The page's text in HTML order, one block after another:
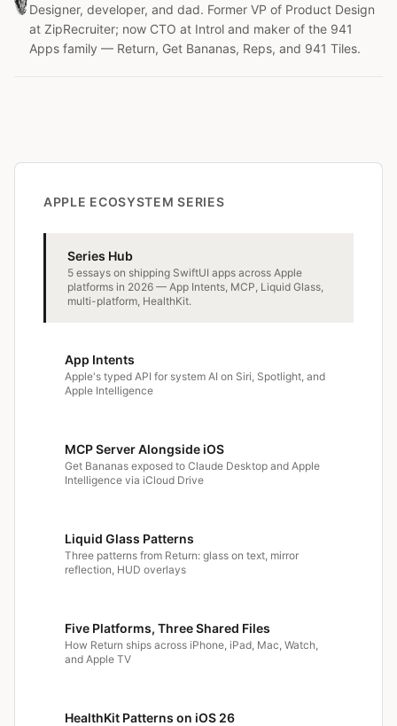
Designer, developer, and dad. Former VP of Product Design
at ZipRecruiter; now CTO at Introl and maker of the 941
Apps family — Return, Get Bananas, Reps, and 941 Tiles.
APPLE ECOSYSTEM SERIES
Series Hub
5 essays on shipping SwiftUI apps across Apple
platforms in 2026 — App Intents, MCP, Liquid Glass,
multi-platform, HealthKit.
App Intents
Apple's typed API for system AI on Siri, Spotlight, and
Apple Intelligence
MCP Server Alongside iOS
Get Bananas exposed to Claude Desktop and Apple
Intelligence via iCloud Drive
Liquid Glass Patterns
Three patterns from Return: glass on text, mirror
reflection, HUD overlays
Five Platforms, Three Shared Files
How Return ships across iPhone, iPad, Mac, Watch,
and Apple TV
HealthKit Patterns on iOS 26